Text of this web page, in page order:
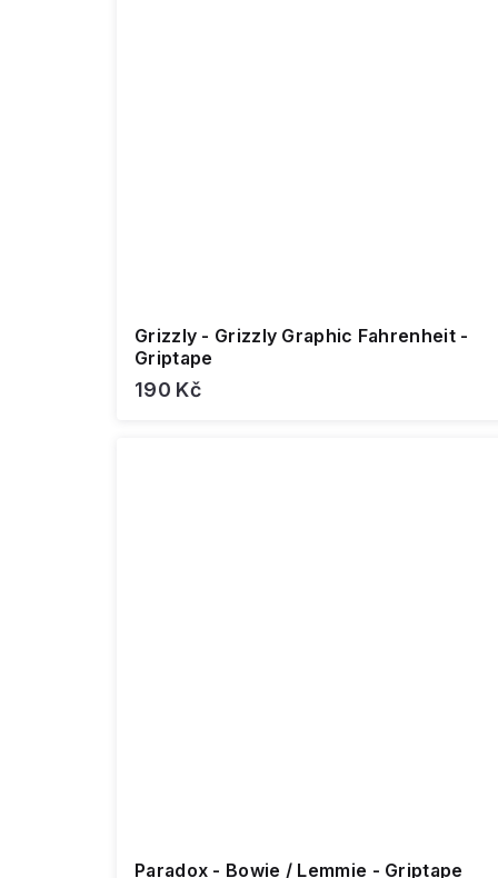
Grizzly - Grizzly Graphic Fahrenheit -
Griptape
190 Kč
Paradox - Bowie / Lemmie - Griptape